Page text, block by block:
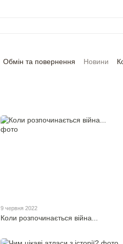
Обмін та повернення Новини
9 червня 2022
Коли розпочинається війна...